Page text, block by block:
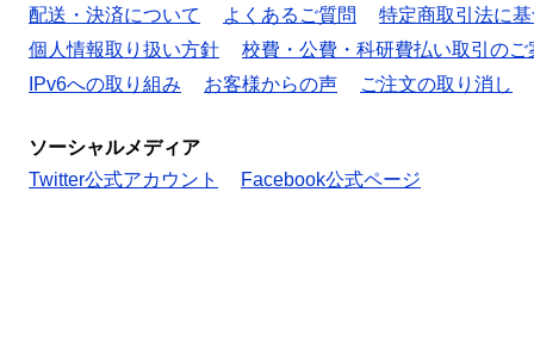
配送・決済について よくあるご質問
特定商取引法に
個人情報取り扱い方針
校費・公費・科研費払い取引のご
IPv6への取り組み
お客様からの声 ご注文の取り消し
ソーシャルメディア
Twitter公式アカウント
Facebook公式ページ